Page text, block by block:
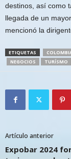
destinos, así como
llegada de un
mencionó la
ETIQUETAS
NEGOCIOS
TURÍSMO
Artículo anterior
Expobar 2024